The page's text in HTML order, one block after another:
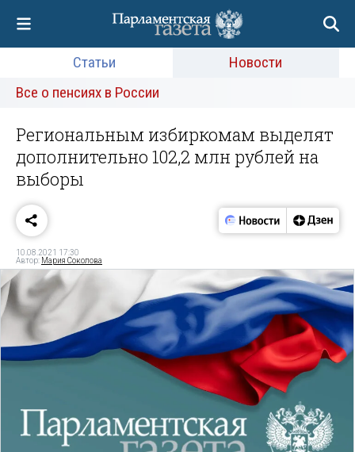
Статьи
Новости
Все о пенсиях в России
Региональным избиркомам выделят
дополнительно 102,2 млн рублей на
выборы
10.08.2021 17:30
Автор: Мария Соколова